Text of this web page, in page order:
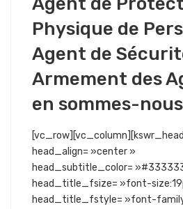
Physique de
Agent de
Armement des
en sommes-
head_align= »center »
head_subtitle_color=
head_title_fsize= »font-
head_title_fstyle= »font-